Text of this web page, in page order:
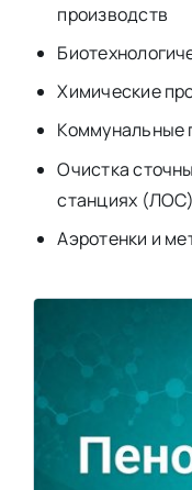
производств
Химические
Коммунальные
Очистка
станциях (ЛОС)
Аэротенки и